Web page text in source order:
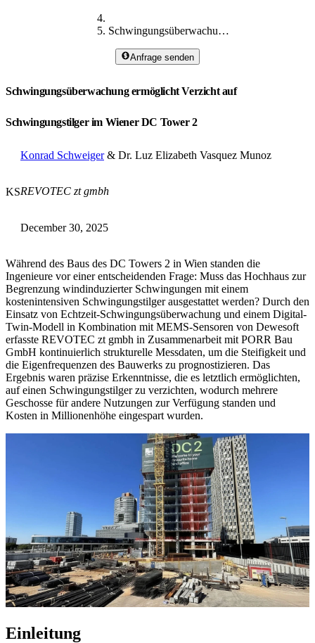
Schwingungsüberwachung im DC Tower 2
Anfrage senden
Schwingungsüberwachung ermöglicht Verzicht auf
Schwingungstilger im Wiener DC Tower 2
KS
Konrad Schweiger& Dr. Luz Elizabeth Vasquez Munoz
REVOTEC zt gmbh
December 30, 2025
Während des Baus des DC Towers 2 in Wien standen die
Ingenieure vor einer entscheidenden Frage: Muss das Hochhaus zur
Begrenzung windinduzierter Schwingungen mit einem
kostenintensiven Schwingungstilger ausgestattet werden? Durch den
Einsatz von Echtzeit-Schwingungsüberwachung und einem Digital-
Twin-Modell in Kombination mit MEMS-Sensoren von Dewesoft
erfasste REVOTEC zt gmbh in Zusammenarbeit mit PORR Bau
GmbH kontinuierlich strukturelle Messdaten, um die Steifigkeit und
die Eigenfrequenzen des Bauwerks zu prognostizieren. Das
Ergebnis waren präzise Erkenntnisse, die es letztlich ermöglichten,
auf einen Schwingungstilger zu verzichten, wodurch mehrere
Geschosse für andere Nutzungen zur Verfügung standen und
Kosten in Millionenhöhe eingespart wurden.
Einleitung